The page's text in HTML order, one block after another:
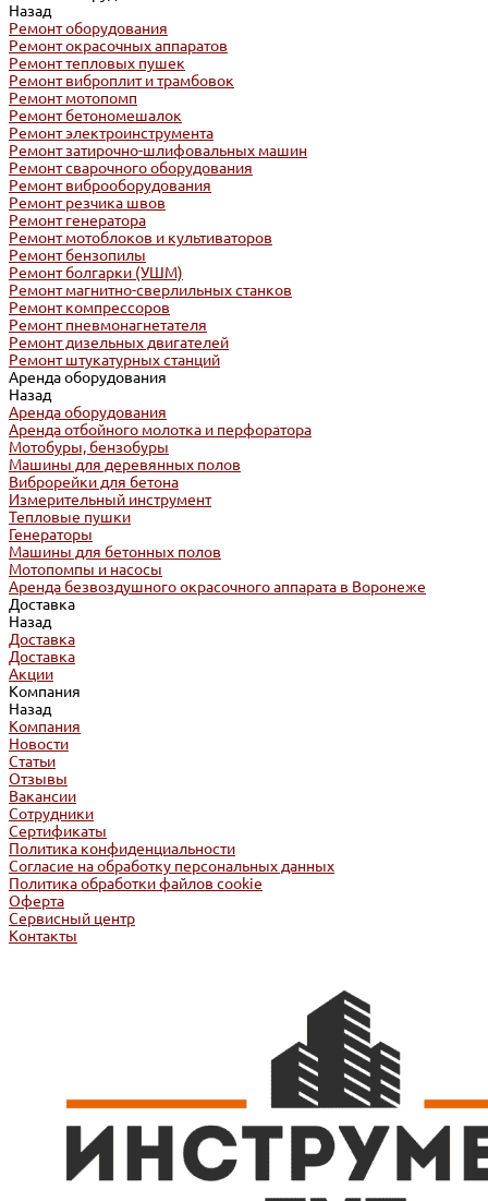
Назад
Ремонт оборудования
Ремонт окрасочных аппаратов
Ремонт тепловых пушек
Ремонт виброплит и трамбовок
Ремонт мотопомп
Ремонт бетономешалок
Ремонт электроинструмента
Ремонт затирочно-шлифовальных машин
Ремонт сварочного оборудования
Ремонт виброоборудования
Ремонт резчика швов
Ремонт генератора
Ремонт мотоблоков и культиваторов
Ремонт бензопилы
Ремонт болгарки (УШМ)
Ремонт магнитно-сверлильных станков
Ремонт компрессоров
Ремонт пневмонагнетателя
Ремонт дизельных двигателей
Ремонт штукатурных станций
Аренда оборудования
Назад
Аренда оборудования
Аренда отбойного молотка и перфоратора
Мотобуры, бензобуры
Машины для деревянных полов
Виброрейки для бетона
Измерительный инструмент
Тепловые пушки
Генераторы
Машины для бетонных полов
Мотопомпы и насосы
Аренда безвоздушного окрасочного аппарата в Воронеже
Доставка
Назад
Доставка
Доставка
Акции
Компания
Назад
Компания
Новости
Статьи
Отзывы
Вакансии
Сотрудники
Сертификаты
Политика конфиденциальности
Согласие на обработку персональных данных
Политика обработки файлов cookie
Оферта
Сервисный центр
Контакты